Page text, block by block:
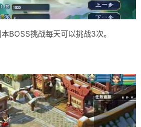
BOSS挑战每天可以挑战3次。